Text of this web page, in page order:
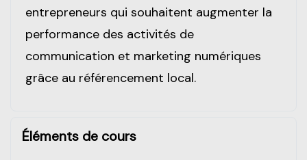
entrepreneurs qui souhaitent augmenter la
performance des activités de
communication et marketing numériques
grâce au référencement local.
Éléments de cours